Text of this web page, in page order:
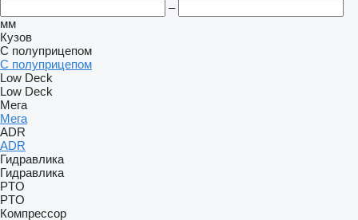
–
мм
Кузов
С полуприцепом
С полуприцепом
Low Deck
Low Deck
Мега
Мега
ADR
ADR
Гидравлика
Гидравлика
PTO
PTO
Компрессор